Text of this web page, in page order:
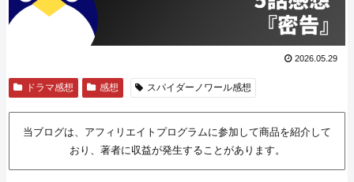
2026.05.29
ドラマ感想 感想 スパイダーノワール感想
当ブログは、アフィリエイトプログラムに参加して商品を紹介して
おり、著者に収益が発生することがあります。